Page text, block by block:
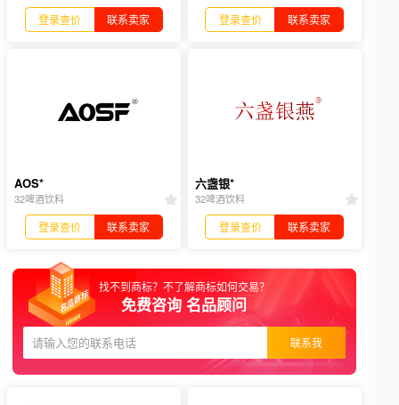
登录查价 联系卖家 登录查价 联系卖家
AOS*
32啤酒饮料
登录查价 联系卖家
六盏银*
32啤酒饮料
登录查价 联系卖家
找不到商标？不了解商标如何交易？
免费咨询 名品顾问
联系我